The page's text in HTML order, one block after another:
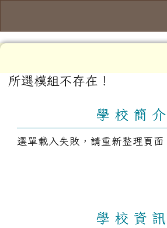
主內容區域
所選模組不存在！
學 校 簡 介
選單載入失敗，請重新整理頁面
學 校 資 訊
頁尾區域